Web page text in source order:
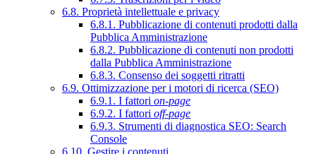
6.8. Proprietà intellettuale e privacy
6.8.1. Pubblicazione di contenuti prodotti dalla
Pubblica Amministrazione
6.8.2. Pubblicazione di contenuti non prodotti
dalla Pubblica Amministrazione
6.8.3. Consenso dei soggetti ritratti
6.9. Ottimizzazione per i motori di ricerca (SEO)
6.9.1. I fattori on-page
6.9.2. I fattori off-page
6.9.3. Strumenti di diagnostica SEO: Search
Console
6.10. Gestire i contenuti